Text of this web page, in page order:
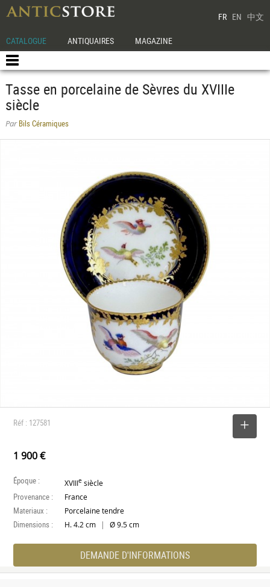
FR EN 中文
CATALOGUE ANTIQUAIRES MAGAZINE
Tasse en porcelaine de Sèvres du XVIIIe
siècle
ParBils Céramiques
Réf : 127581
1 900 €
Époque : XVIIIe siècle
Provenance : France
Materiaux : Porcelaine tendre
Dimensions : H. 4.2 cm | Ø 9.5 cm
DEMANDE D'INFORMATIONS